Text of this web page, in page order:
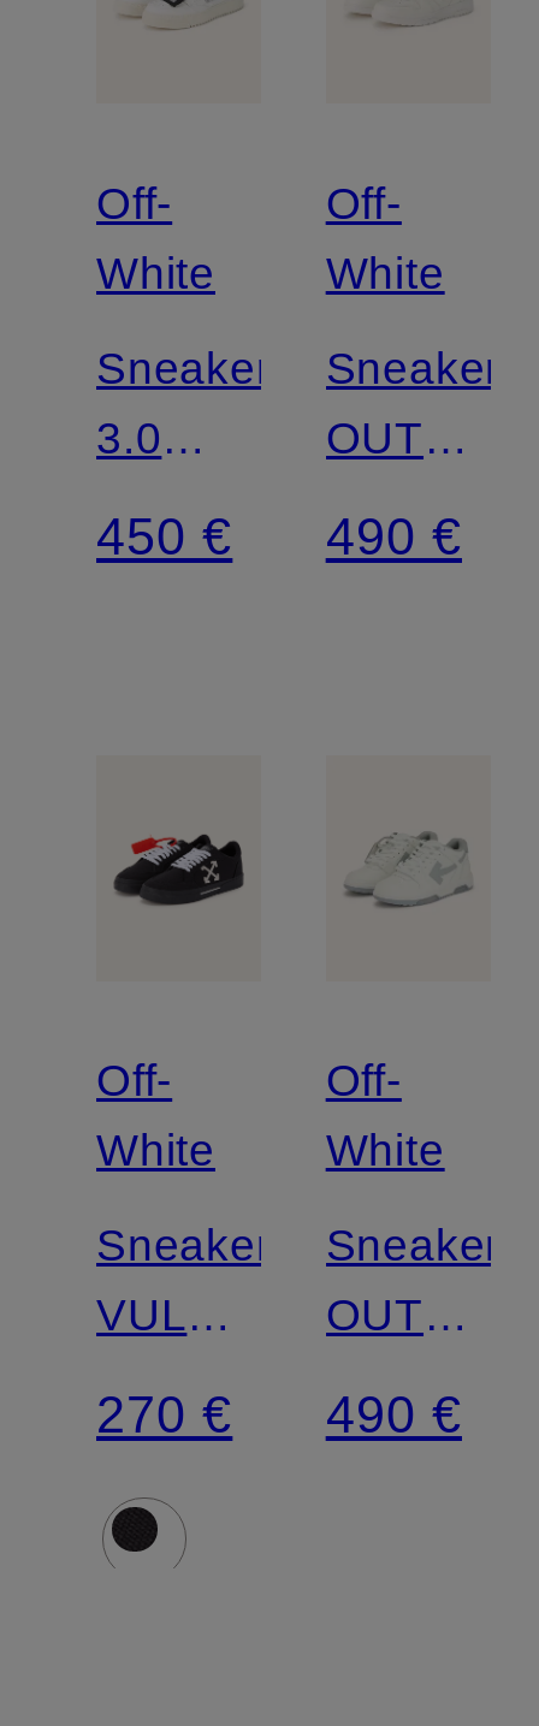
Off-
White
Sneaker
3.0
OFF
COURT
450 €
Off-
White
Sneaker
OUT
OFF
OFFICE
490 €
Off-
White
Sneaker
VULC
LOW
270 €
Off-
White
Sneaker
OUT
OF
OFFICE
490 €